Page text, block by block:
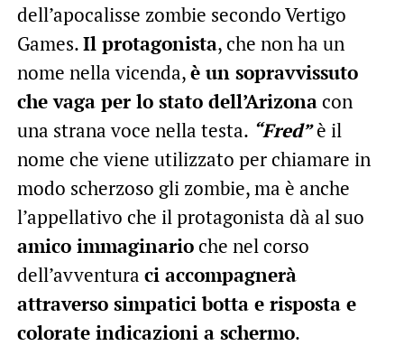
dell’apocalisse zombie secondo Vertigo
Games.Il protagonista, che non ha un
nome nella vicenda,è un sopravvissuto
che vaga per lo stato dell’Arizonacon
una strana voce nella testa. “Fred”è il
nome che viene utilizzato per chiamare in
modo scherzoso gli zombie, ma è anche
l’appellativo che il protagonista dà al suo
amico immaginarioche nel corso
dell’avventura ci accompagnerà
attraverso simpatici botta e risposta e
colorate indicazioni a schermo.